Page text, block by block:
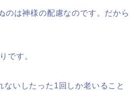
のは神様の配慮なのです。だから
です。
ないしたった1回しか老いること